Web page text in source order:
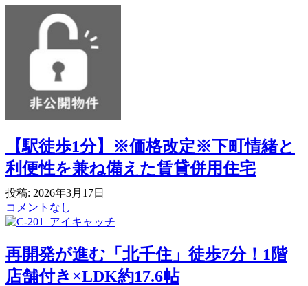
【駅徒歩1分】※価格改定※下町情緒と
利便性を兼ね備えた賃貸併用住宅
投稿: 2026年3月17日
コメントなし
再開発が進む「北千住」徒歩7分！1階
店舗付き×LDK約17.6帖